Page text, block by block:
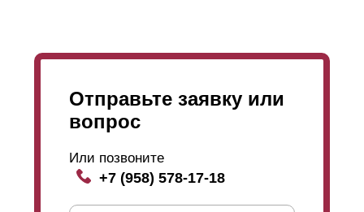
Отправьте заявку или
вопрос
Или позвоните
+7 (958) 578-17-18